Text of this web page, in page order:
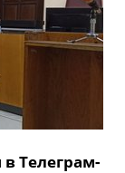
Телеграм-